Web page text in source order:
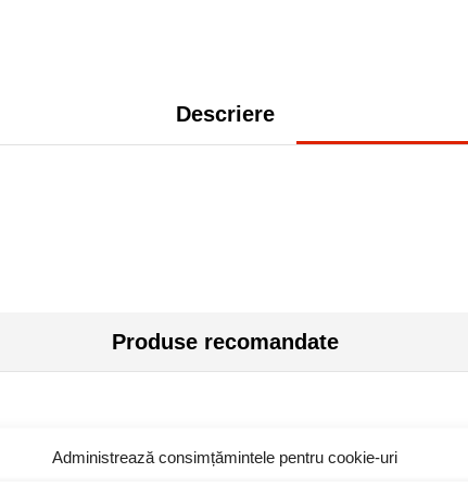
Administrează consimțămintele pentru cookie-uri
Descriere
Produse recomandate
Stoc epuizat